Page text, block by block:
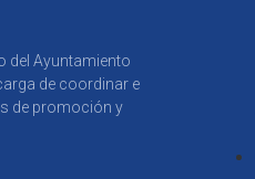
del Ayuntamiento
de coordinar e
de promoción y